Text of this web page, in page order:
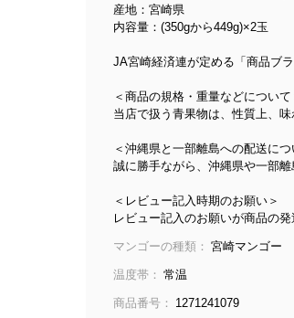
産地：宮崎県
内容量：(350gから449g)×2玉
JA宮崎経済連が定める「商品ブ
＜商品の規格・重量などについて
当店で扱う青果物は、性質上、
＜沖縄県と一部離島への配送につ
誠に勝手ながら、沖縄県や一部
＜レビュー記入時期のお願い＞
レビュー記入のお願いが商品の
マンゴーの種類： 宮崎マンゴー
温度帯： 常温
商品番号： 1271241079